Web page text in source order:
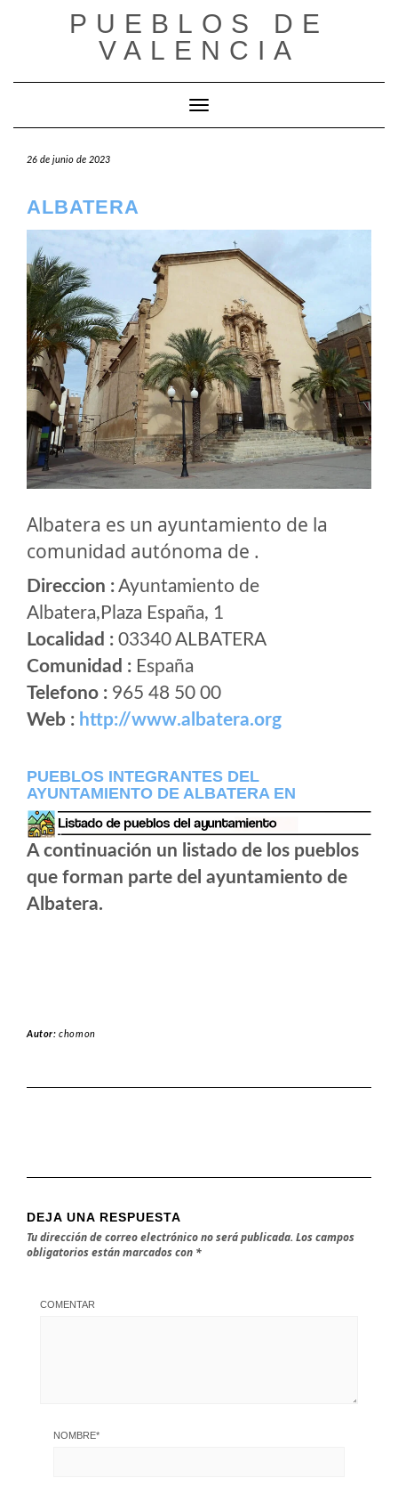
PUEBLOS DE
VALENCIA
Cambiar modo de navegación
26 de junio de 2023
ALBATERA
Albatera es un ayuntamiento de la
comunidad autónoma de .
Direccion :Ayuntamiento de
Albatera,Plaza España, 1
Localidad : 03340 ALBATERA
Comunidad : España
Telefono : 965 48 50 00
Web : http://www.albatera.org
PUEBLOS INTEGRANTES DEL
AYUNTAMIENTO DE ALBATERA EN
A continuación un listado de los pueblos
que forman parte del ayuntamiento de
Albatera.
Autor:chomon
DEJA UNA RESPUESTA
Tu dirección de correo electrónico no será publicada. Los campos
obligatorios están marcados con *
COMENTAR
NOMBRE*